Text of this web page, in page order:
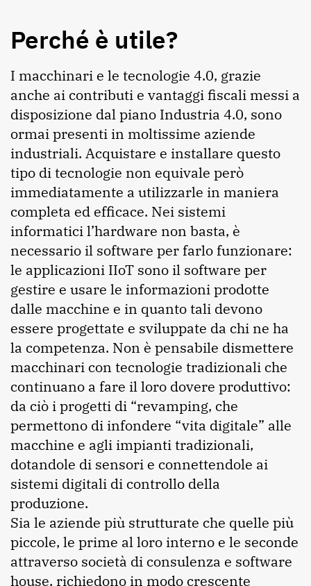
Perché è utile?
I macchinari e le tecnologie 4.0, grazie
anche ai contributi e vantaggi fiscali messi a
disposizione dal piano Industria 4.0, sono
ormai presenti in moltissime aziende
industriali. Acquistare e installare questo
tipo di tecnologie non equivale però
immediatamente a utilizzarle in maniera
completa ed efficace. Nei sistemi
informatici l’hardware non basta, è
necessario il software per farlo funzionare:
le applicazioni IIoT sono il software per
gestire e usare le informazioni prodotte
dalle macchine e in quanto tali devono
essere progettate e sviluppate da chi ne ha
la competenza. Non è pensabile dismettere
macchinari con tecnologie tradizionali che
continuano a fare il loro dovere produttivo:
da ciò i progetti di “revamping, che
permettono di infondere “vita digitale” alle
macchine e agli impianti tradizionali,
dotandole di sensori e connettendole ai
sistemi digitali di controllo della
produzione.
Sia le aziende più strutturate che quelle più
piccole, le prime al loro interno e le seconde
attraverso società di consulenza e software
house, richiedono in modo crescente